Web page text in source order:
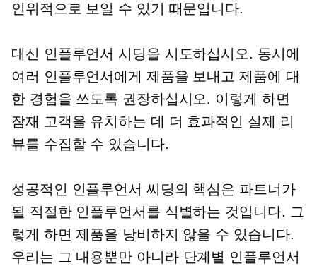
인위적으로 보일 수 있기 때문입니다.
대신 인플루언서 시딩을 시도하십시오. 동시에
여러 인플루언서에게 제품을 보내고 제품에 대
한 경험을 쓰도록 권장하십시오. 이렇게 하면
잠재 고객을 유치하는 데 더 효과적인 실제 리
뷰를 수집할 수 있습니다.
성공적인 인플루언서 씨딩의 핵심은 파트너가
될 적절한 인플루언서를 식별하는 것입니다. 그
렇게 하면 제품을 낭비하지 않을 수 있습니다.
우리는 그 내용뿐만 아니라 단계별 인플루언서